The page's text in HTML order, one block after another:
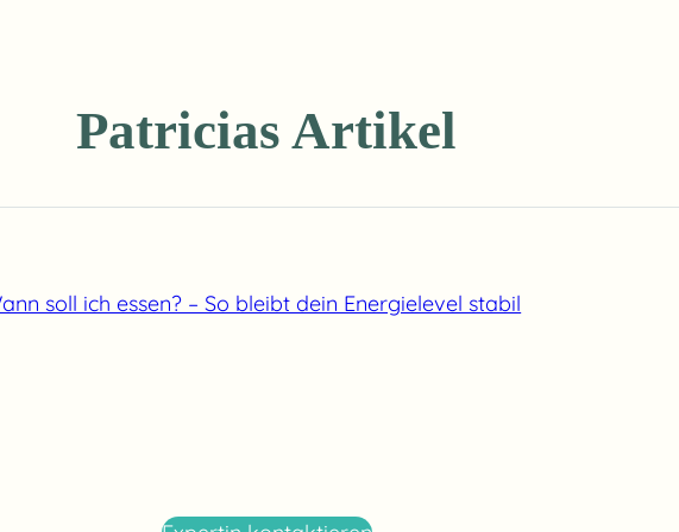
Patricias Artikel
soll ich essen? – So bleibt dein Energielevel stabil